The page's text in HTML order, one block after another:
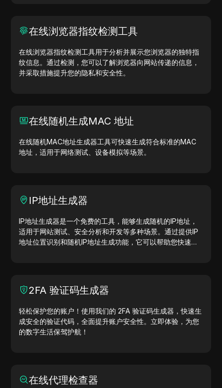
在线浏览器指纹检测工具
在线浏览器指纹检测工具用于分析并展示您浏览器的独特指
纹信息。通过检测，您可以了解浏览器向网站传递的信息，
并采取措施提升您的隐私和安全性。
在线随机生成MAC 地址
在线随机MAC地址生成器工具可快速生成符合标准的MAC
地址，适用于网络测试、设备模拟等场景。
IP地址生成器
IP地址生成器是一个免费的工具，能够生成随机的IP地址，
适用于网站测试、安全分析和开发等多种场景。通过提供IP
地址位置识别和随机IP地址生成功能，它可以帮助您快速生
2FA 验证码生成器
轻松保护您的账户！使用我们的 2FA 验证码生成器，快速生
成安全的验证代码，全面提升账户安全性。立即体验，为您
的数字生活保驾护航！
在线代理检查器